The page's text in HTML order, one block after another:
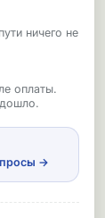
ничего не
оплаты.
→